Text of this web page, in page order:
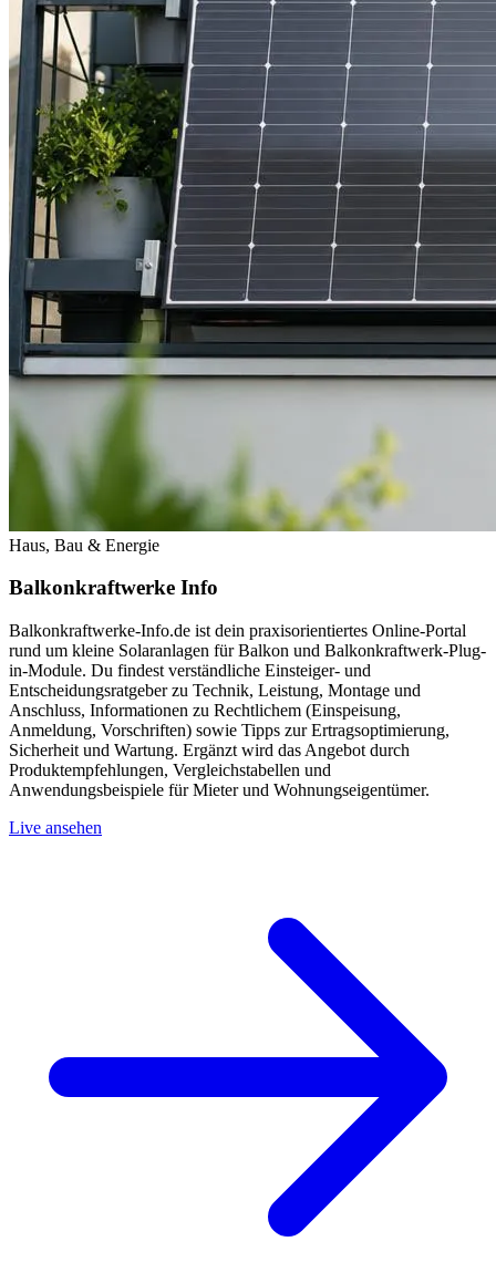
Haus, Bau & Energie
Balkonkraftwerke Info
Balkonkraftwerke-Info.de ist dein praxisorientiertes Online-Portal
rund um kleine Solaranlagen für Balkon und Balkon­kraftwerk-Plug-
in-Module. Du findest verständliche Einsteiger- und
Entscheidungsratgeber zu Technik, Leistung, Montage und
Anschluss, Informationen zu Rechtlichem (Einspeisung,
Anmeldung, Vorschriften) sowie Tipps zur Ertragsoptimierung,
Sicherheit und Wartung. Ergänzt wird das Angebot durch
Produktempfehlungen, Vergleichstabellen und
Anwendungsbeispiele für Mieter und Wohnungseigentümer.
Live ansehen